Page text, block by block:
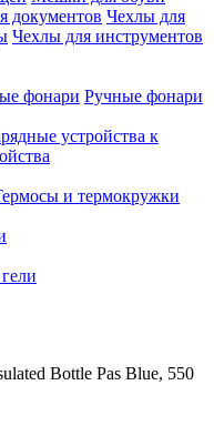
документов Чехлы для
Чехлы для инструментов
фонари Ручные фонари
устройства к
и термокружки
Bottle Pas Blue, 550